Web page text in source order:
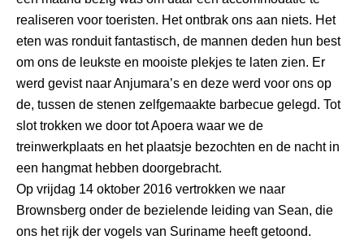
realiseren voor toeristen. Het ontbrak ons aan niets. Het
eten was ronduit fantastisch, de mannen deden hun best
om ons de leukste en mooiste plekjes te laten zien. Er
werd gevist naar Anjumara’s en deze werd voor ons op
de, tussen de stenen zelfgemaakte barbecue gelegd. Tot
slot trokken we door tot Apoera waar we de
treinwerkplaats en het plaatsje bezochten en de nacht in
een hangmat hebben doorgebracht.
Op vrijdag 14 oktober 2016 vertrokken we naar
Brownsberg onder de bezielende leiding van Sean, die
ons het rijk der vogels van Suriname heeft getoond.